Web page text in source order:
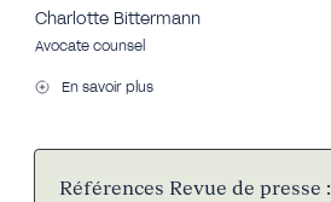
Charlotte Bittermann
Avocate counsel
En savoir plus
Références Revue de presse :